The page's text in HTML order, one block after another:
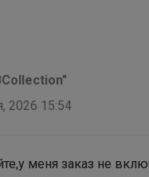
2026 15:54
меня заказ не